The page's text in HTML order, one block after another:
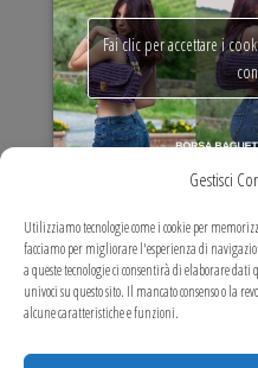
Gestisci
Utilizziamo tecnologie come i cookie per
facciamo per migliorare l'esperienza di
a queste tecnologie ci consentirà di elaborare
univoci su questo sito. Il mancato consenso o la
alcune caratteristiche e funzioni.
Fai clic per accettare i